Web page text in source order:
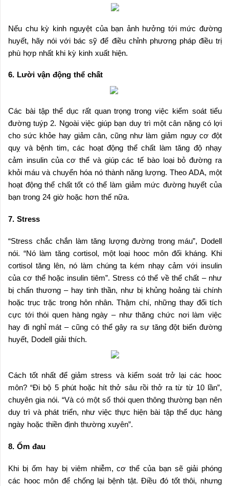
Nếu chu kỳ kinh nguyệt của bạn ảnh hưởng tới mức đường
huyết, hãy nói với bác sỹ để điều chỉnh phương pháp điều trị
phù hợp nhất khi kỳ kinh xuất hiện.
6. Lười vận động thể chất
Các bài tập thể dục rất quan trọng trong việc kiểm soát tiểu
đường tuýp 2. Ngoài việc giúp bạn duy trì một cân nặng có lợi
cho sức khỏe hay giảm cân, cũng như làm giảm nguy cơ đột
quỵ và bệnh tim, các hoạt động thể chất làm tăng độ nhạy
cảm insulin của cơ thể và giúp các tế bào loại bỏ đường ra
khỏi máu và chuyển hóa nó thành năng lượng. Theo ADA, một
hoạt động thể chất tốt có thể làm giảm mức đường huyết của
bạn trong 24 giờ hoặc hơn thế nữa.
7. Stress
“Stress chắc chắn làm tăng lượng đường trong máu”, Dodell
nói. “Nó làm tăng cortisol, một loại hooc môn đối kháng. Khi
cortisol tăng lên, nó làm chúng ta kém nhạy cảm với insulin
của cơ thể hoặc insulin tiêm”. Stress có thể về thể chất – như
bị chấn thương – hay tinh thần, như bị khủng hoảng tài chính
hoặc trục trặc trong hôn nhân. Thậm chí, những thay đổi tích
cực tới thói quen hàng ngày – như thăng chức nơi làm việc
hay đi nghỉ mát – cũng có thể gây ra sự tăng đột biến đường
huyết, Dodell giải thích.
Cách tốt nhất để giảm stress và kiểm soát trở lại các hooc
môn? “Đi bộ 5 phút hoặc hít thở sâu rồi thở ra từ từ 10 lần”,
chuyên gia nói. “Và có một số thói quen thông thường bạn nên
duy trì và phát triển, như việc thực hiện bài tập thể dục hàng
ngày hoặc thiền định thường xuyên”.
8. Ốm đau
Khi bị ốm hay bị viêm nhiễm, cơ thể của bạn sẽ giải phóng
các hooc môn để chống lại bệnh tật. Điều đó tốt thôi, nhưng